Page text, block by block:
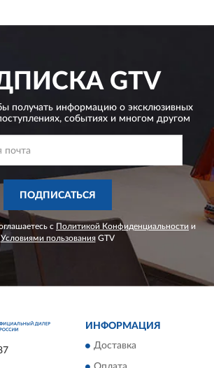
GTV
получать информацию о эксклюзивных
событиях и многом другом
ПОДПИСАТЬСЯ
с Политикой Конфиденциальности и
Условиями пользованияGTV
ИНФОРМАЦИЯ
Доставка